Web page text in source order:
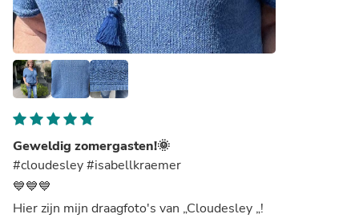
Geweldig zomergasten!🌞
#cloudesley #isabellkraemer
💙💙💙
Hier zijn mijn draagfoto's van „Cloudesley „!